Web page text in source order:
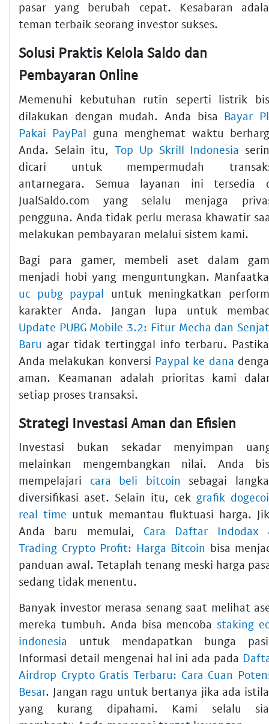
pasar yang berubah cepat. Kesabaran
teman terbaik seorang investor sukses.
Solusi Praktis Kelola Saldo dan
Pembayaran Online
Memenuhi kebutuhan rutin seperti listrik
dilakukan dengan mudah. Anda bisa Bayar
Pakai PayPal guna menghemat waktu
Anda. Selain itu,Top Up Skrill Indonesia
dicari untuk mempermudah
antarnegara. Semua layanan ini tersedia
JualSaldo.com yang selalu menjaga
pengguna. Anda tidak perlu merasa khawatir
melakukan pembayaran melalui sistem kami.
Bagi para gamer, membeli aset dalam
menjadi hobi yang menguntungkan.
uc pubg paypal untuk meningkatkan
karakter Anda. Jangan lupa untuk
Update PUBG Mobile 3.2: Fitur Mecha dan
Baru agar tidak tertinggal info terbaru.
Anda melakukan konversi Paypal ke dana
aman. Keamanan adalah prioritas kami
setiap proses transaksi.
Strategi Investasi Aman dan Efisien
Investasi bukan sekadar menyimpan
melainkan mengembangkan nilai. Anda
mempelajari cara beli bitcoin sebagai
diversifikasi aset. Selain itu, cek grafik
real time untuk memantau fluktuasi harga.
Anda baru memulai, Cara Daftar Indodax
Trading Crypto Profit: Harga Bitcoin bisa
panduan awal. Tetaplah tenang meski harga
sedang tidak menentu.
Banyak investor merasa senang saat melihat
mereka tumbuh. Anda bisa mencobastaking
indonesia untuk mendapatkan bunga
Informasi detail mengenai hal ini ada pada
Airdrop Crypto Gratis Terbaru: Cara Cuan
Besar. Jangan ragu untuk bertanya jika ada
yang kurang dipahami. Kami selalu